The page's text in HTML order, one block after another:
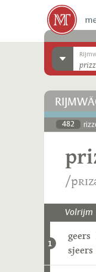
482
/
Volrijm
1
geers
sjeers